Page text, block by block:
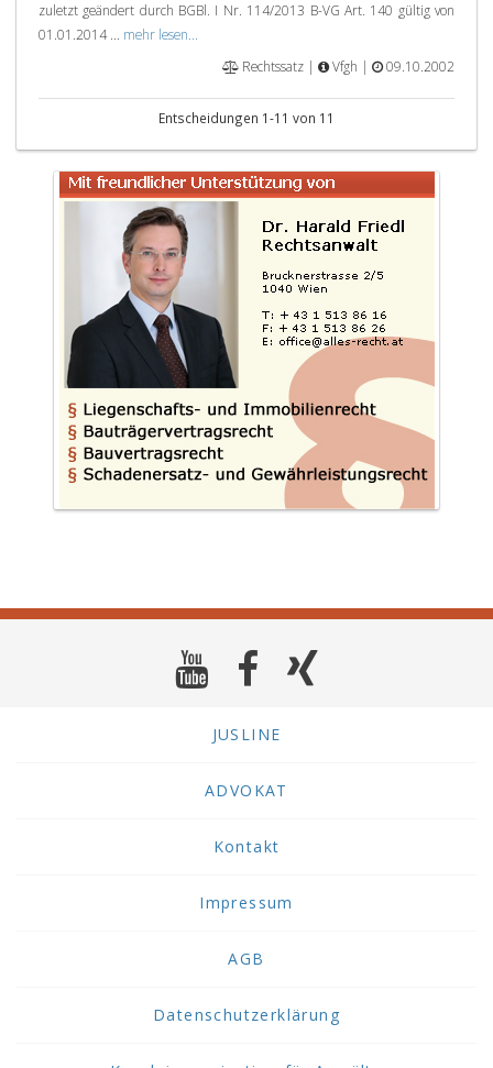
zuletzt geändert durch BGBl. I Nr. 114/2013 B-VG Art. 140 gültig von
01.01.2014 ... mehr lesen...
Rechtssatz |
Vfgh | 09.10.2002
Entscheidungen 1-11 von 11
JUSLINE
ADVOKAT
Kontakt
Impressum
AGB
Datenschutzerklärung